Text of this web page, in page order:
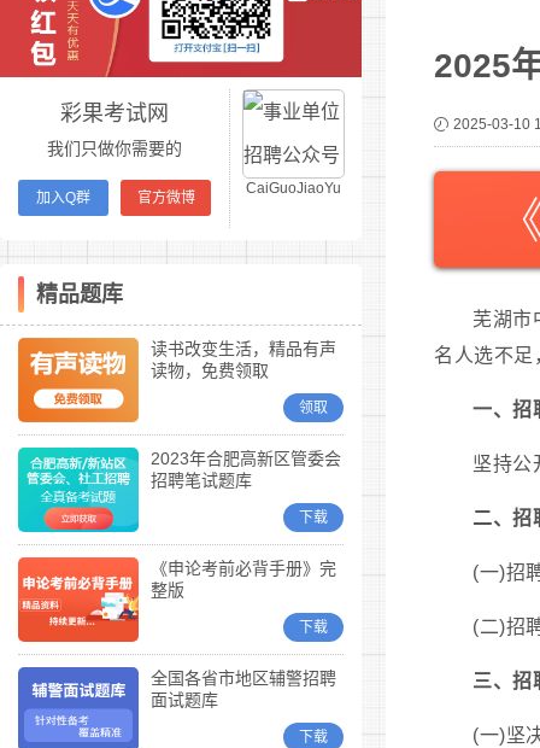
彩果考试网
我们只做你需要的
加入Q群 官方微博
CaiGuoJiaoYu
精品题库
读书改变生活，精品有声
读物，免费领取
领取
2023年合肥高新区管委会
招聘笔试题库
下载
《申论考前必背手册》完
整版
下载
全国各省市地区辅警招聘
面试题库
下载
2025
2025-03-10
芜湖市
名人选不足
一、招
坚持公
二、招
(一)招
(二)招
三、招
(一)坚